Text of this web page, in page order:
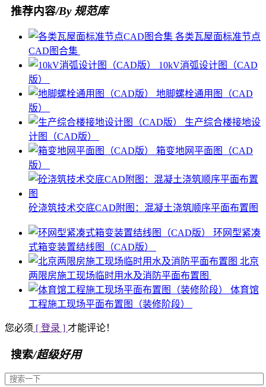
推荐内容/By 规范库
各类瓦屋面标准节点
CAD图合集
10kV消弧设计图（CAD
版）
地脚螺栓通用图（CAD
版）
生产综合楼接地设
计图（CAD版）
箱变地网平面图（CAD
版）
砼浇筑技术交底CAD附图：混凝土浇筑顺序平面布置图
环网型紧凑
式箱变装置结线图（CAD版）
北京
两限房施工现场临时用水及消防平面布置图
体育馆
工程施工现场平面布置图（装修阶段）
您必须 [ 登录 ] 才能评论！
搜索/超级好用